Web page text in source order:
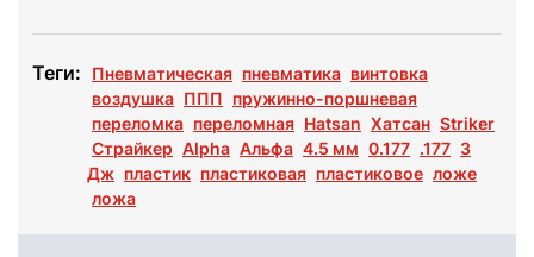
Теги: Пневматическая пневматика винтовка
воздушка ППП пружинно-поршневая
переломка переломная Hatsan Хатсан Striker
Страйкер Alpha Альфа 4.5 мм 0.177 .177 3
Дж пластик пластиковая пластиковое ложе
ложа